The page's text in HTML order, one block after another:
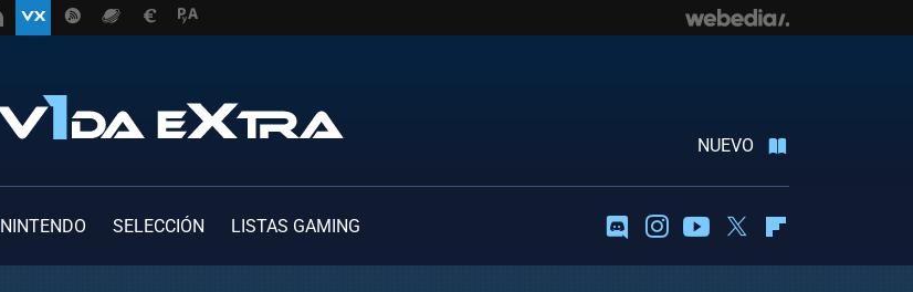
NUEVO
NINTENDO SELECCIÓN LISTAS GAMING DiscordInstagramYoutubeTwitter